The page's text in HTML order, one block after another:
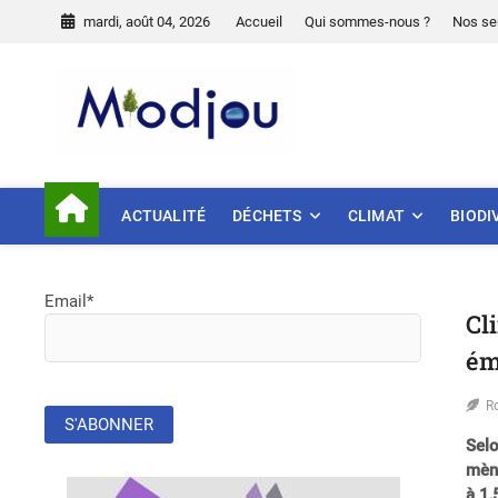
mardi, août 04, 2026 Accueil Qui sommes-nous ? Nos
ACTUALITÉ DÉCHETS CLIMAT
Email*